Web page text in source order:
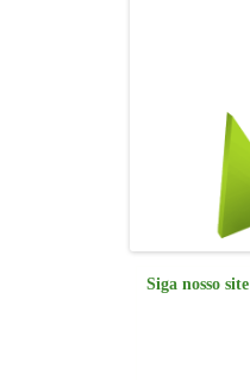
Siga nosso site